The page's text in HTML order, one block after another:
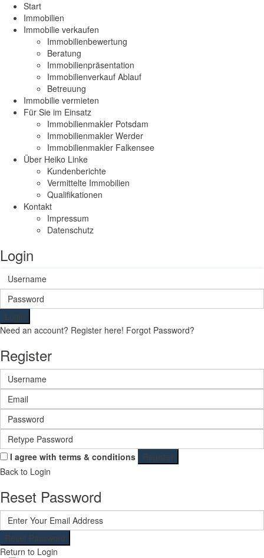
Start
Immobilien
Immobilie verkaufen
Immobilienbewertung
Beratung
Immobilienpräsentation
Immobilienverkauf Ablauf
Betreuung
Immobilie vermieten
Für Sie im Einsatz
Immobilienmakler Potsdam
Immobilienmakler Werder
Immobilienmakler Falkensee
Über Heiko Linke
Kundenberichte
Vermittelte Immobilien
Qualifikationen
Kontakt
Impressum
Datenschutz
Login
Login
Need an account? Register here! Forgot Password?
Register
I agree with terms & conditions
Register
Back to Login
Reset Password
Reset Password
Return to Login